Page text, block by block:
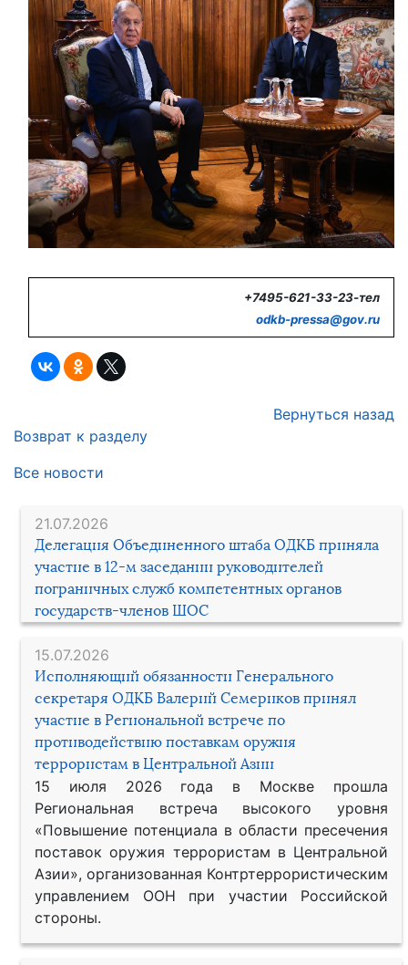
21.07.2026
Делегация Объединенного штаба ОДКБ приняла
участие в 12-м заседании руководителей
пограничных служб компетентных органов
государств-членов ШОС
15.07.2026
Исполняющий обязанности Генерального
секретаря ОДКБ Валерий Семериков принял
участие в Региональной встрече по
противодействию поставкам оружия
террористам в Центральной Азии
15 июля 2026 года в Москве прошла
Региональная встреча высокого уровня
«Повышение потенциала в области пресечения
поставок оружия террористам в Центральной
Азии», организованная Контртеррористическим
управлением ООН при участии Российской
стороны.
+7495-621-33-23-тел
odkb-pressa@gov.ru
Вернуться назад
Возврат к разделу
Все новости